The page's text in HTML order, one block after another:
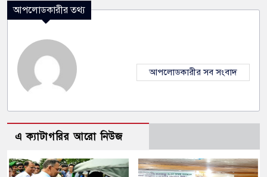
আপলোডকারীর তথ্য
আপলোডকারীর সব সংবাদ
এ ক্যাটাগরির আরো নিউজ